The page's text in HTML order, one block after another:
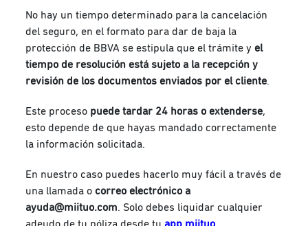
No hay un tiempo determinado para la cancelación
del seguro, en el formato para dar de baja la
protección de BBVA se estipula que el trámite yel
tiempo de resolución está sujeto a la recepción y
revisión de los documentos enviados por el cliente.
Este proceso puede tardar 24 horas o extenderse,
esto depende de que hayas mandado correctamente
la información solicitada.
En nuestro caso puedes hacerlo muy fácil a través de
una llamada ocorreo electrónico a
ayuda@miituo.com. Solo debes liquidar cualquier
adeudo de tu póliza desde tu app miituo